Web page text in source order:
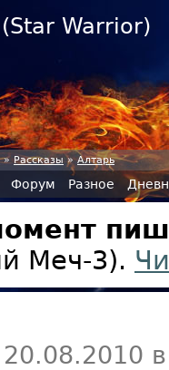
Warrior)
»Рассказы »Алтарь
Форум Разное
Меч-3).
20.08.2010